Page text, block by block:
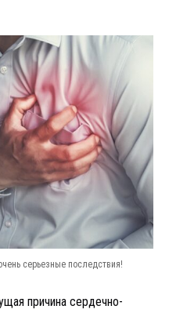
серьезные последствия!
причина сердечно-